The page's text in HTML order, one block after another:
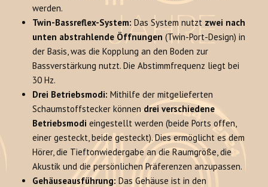
werden.
Twin-Bassreflex-System: Das System nutzt zwei nach
unten abstrahlende Öffnungen (Twin-Port-Design) in
der Basis, was die Kopplung an den Boden zur
Bassverstärkung nutzt. Die Abstimmfrequenz liegt bei
30 Hz.
Drei Betriebsmodi: Mithilfe der mitgelieferten
Schaumstoffstecker können drei verschiedene
Betriebsmodi eingestellt werden (beide Ports offen,
einer gesteckt, beide gesteckt). Dies ermöglicht es dem
Hörer, die Tieftonwiedergabe an die Raumgröße, die
Akustik und die persönlichen Präferenzen anzupassen.
Gehäuseausführung: Das Gehäuse ist in den